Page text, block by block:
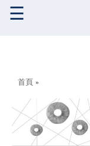
☰
您在這裡
首頁 »